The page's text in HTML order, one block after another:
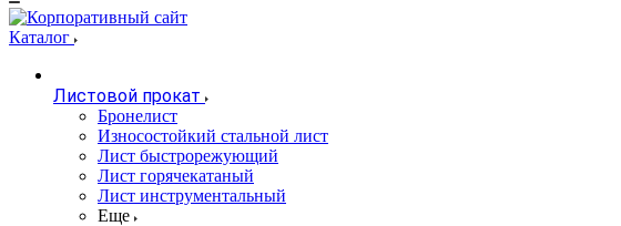
Каталог
Листовой прокат
Бронелист
Износостойкий стальной лист
Лист быстрорежующий
Лист горячекатаный
Лист инструментальный
Еще